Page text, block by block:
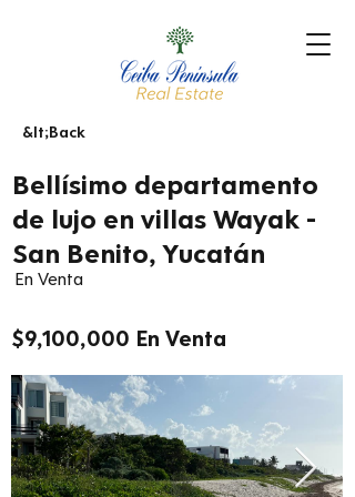
&lt;Back
Bellísimo departamento
de lujo en villas Wayak -
San Benito, Yucatán
En Venta
$9,100,000 En Venta